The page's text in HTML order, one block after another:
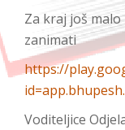
Za kraj još
zanimati
https://
Voditeljice